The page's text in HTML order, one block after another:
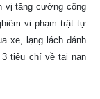
vị tăng cường công
vi phạm trật tự
xe, lạng lách đánh
3 tiêu chí về tai nạn